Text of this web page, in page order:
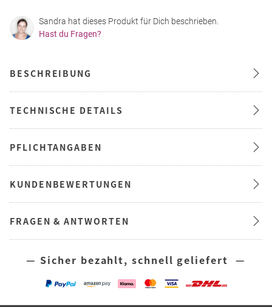
Sandra hat dieses Produkt für Dich beschrieben.
Hast du Fragen?
BESCHREIBUNG
TECHNISCHE DETAILS
PFLICHTANGABEN
KUNDENBEWERTUNGEN
FRAGEN & ANTWORTEN
— Sicher bezahlt, schnell geliefert —